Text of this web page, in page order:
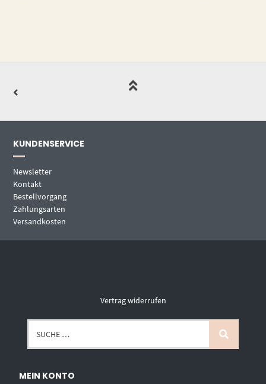
KUNDENSERVICE
Newsletter
Kontakt
Bestellvorgang
Zahlungsarten
Versandkosten
Vertrag widerrufen
MEIN KONTO